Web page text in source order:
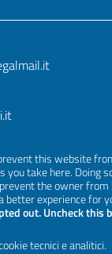
this website
you take here. Doing
the owner
better experience for
out. Uncheck this
tecnici e analitici.